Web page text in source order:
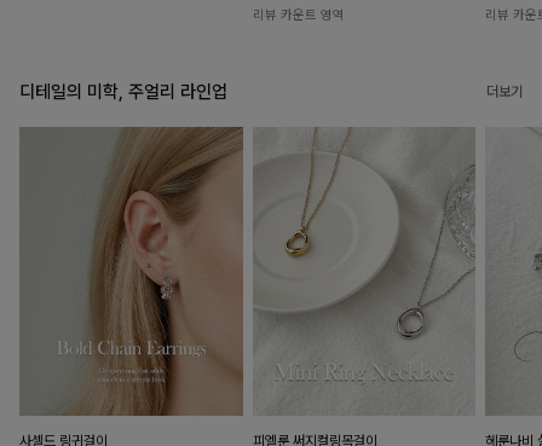
리뷰 카운트 영역 리뷰 카운
디테일의 미학, 주얼리 라인업 더보기
사셀드 링귀걸이 피엘룬 써지컬링목걸이 헤룬나비